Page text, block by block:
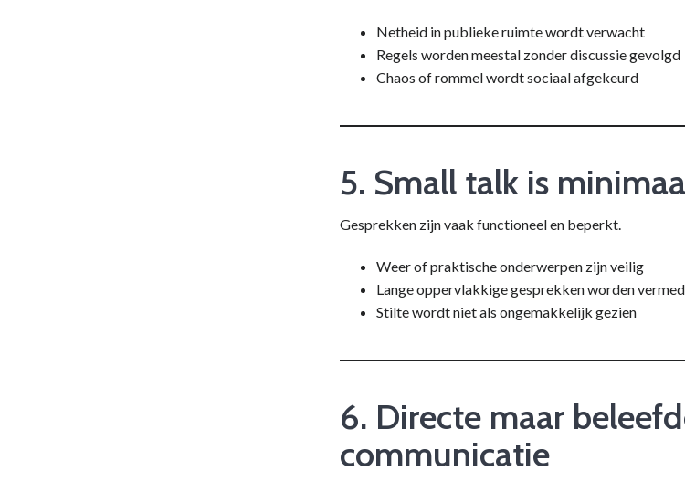
Netheid in publieke ruimte wordt verwacht
Regels worden meestal zonder discussie gevolgd
Chaos of rommel wordt sociaal afgekeurd
5. Small talk is
Gesprekken zijn vaak functioneel en beperkt.
Weer of praktische onderwerpen zijn veilig
Lange oppervlakkige gesprekken worden
Stilte wordt niet als ongemakkelijk gezien
6. Directe maar
communicatie